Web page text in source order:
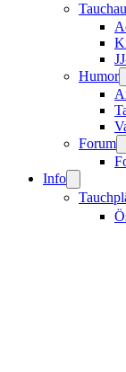
Humor
Forum
Info